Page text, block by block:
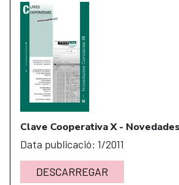
Clave Cooperativa X -
Data publicació: 1/2011
DESCARREGAR